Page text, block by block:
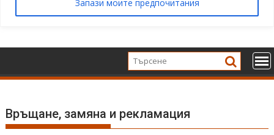
Запази моите предпочитания
to
Връщане, замяна и рекламация